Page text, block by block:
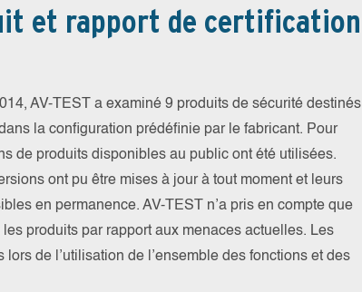
et rapport de certification
AV-TEST a examiné 9 produits de sécurité destinés
la configuration prédéfinie par le fabricant. Pour
de produits disponibles au public ont été utilisées.
ont pu être mises à jour à tout moment et leurs
en permanence. AV-TEST n’a pris en compte que
produits par rapport aux menaces actuelles. Les
de l’utilisation de l’ensemble des fonctions et des